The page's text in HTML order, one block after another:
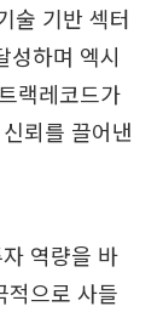
술 기반 섹터
성하며 엑시
랙레코드가
뢰를 끌어낸
역량을 바
적으로 사들